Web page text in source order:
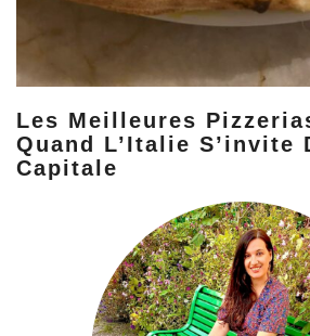
Les Meilleures
Quand L’Italie S’invite
Capitale